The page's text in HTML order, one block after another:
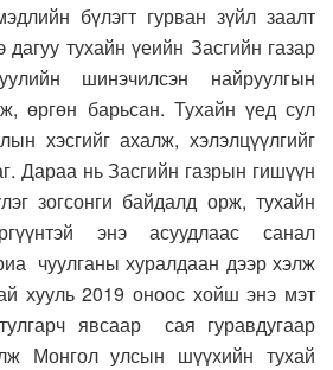
бүлэгт гурван зүйл заалт
дагуу тухайн үеийн Засгийн газар
шинэчилсэн найруулгын
ж,өргөн барьсан. Тухайн үед сул
хэсгийг ахалж, хэлэлцүүлгийг
Дараа нь Засгийн газрын гишүүн
зогсонги байдалд орж, тухайн
энэасуудлаас санал
чуулганы хуралдаан дээр хэлж
хууль 2019 оноос хойш энэ мэт
явсаар сая гуравдугаар
Монгол улсын шүүхийн тухай